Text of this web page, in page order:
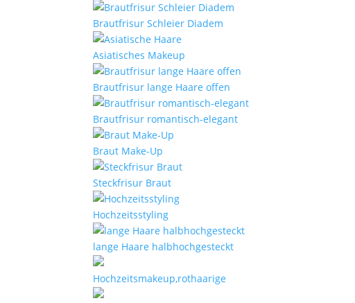
Brautfrisur Schleier Diadem
Asiatisches Makeup
Brautfrisur lange Haare offen
Brautfrisur romantisch-elegant
Braut Make-Up
Steckfrisur Braut
Hochzeitsstyling
lange Haare halbhochgesteckt
Hochzeitsmakeup,rothaarige